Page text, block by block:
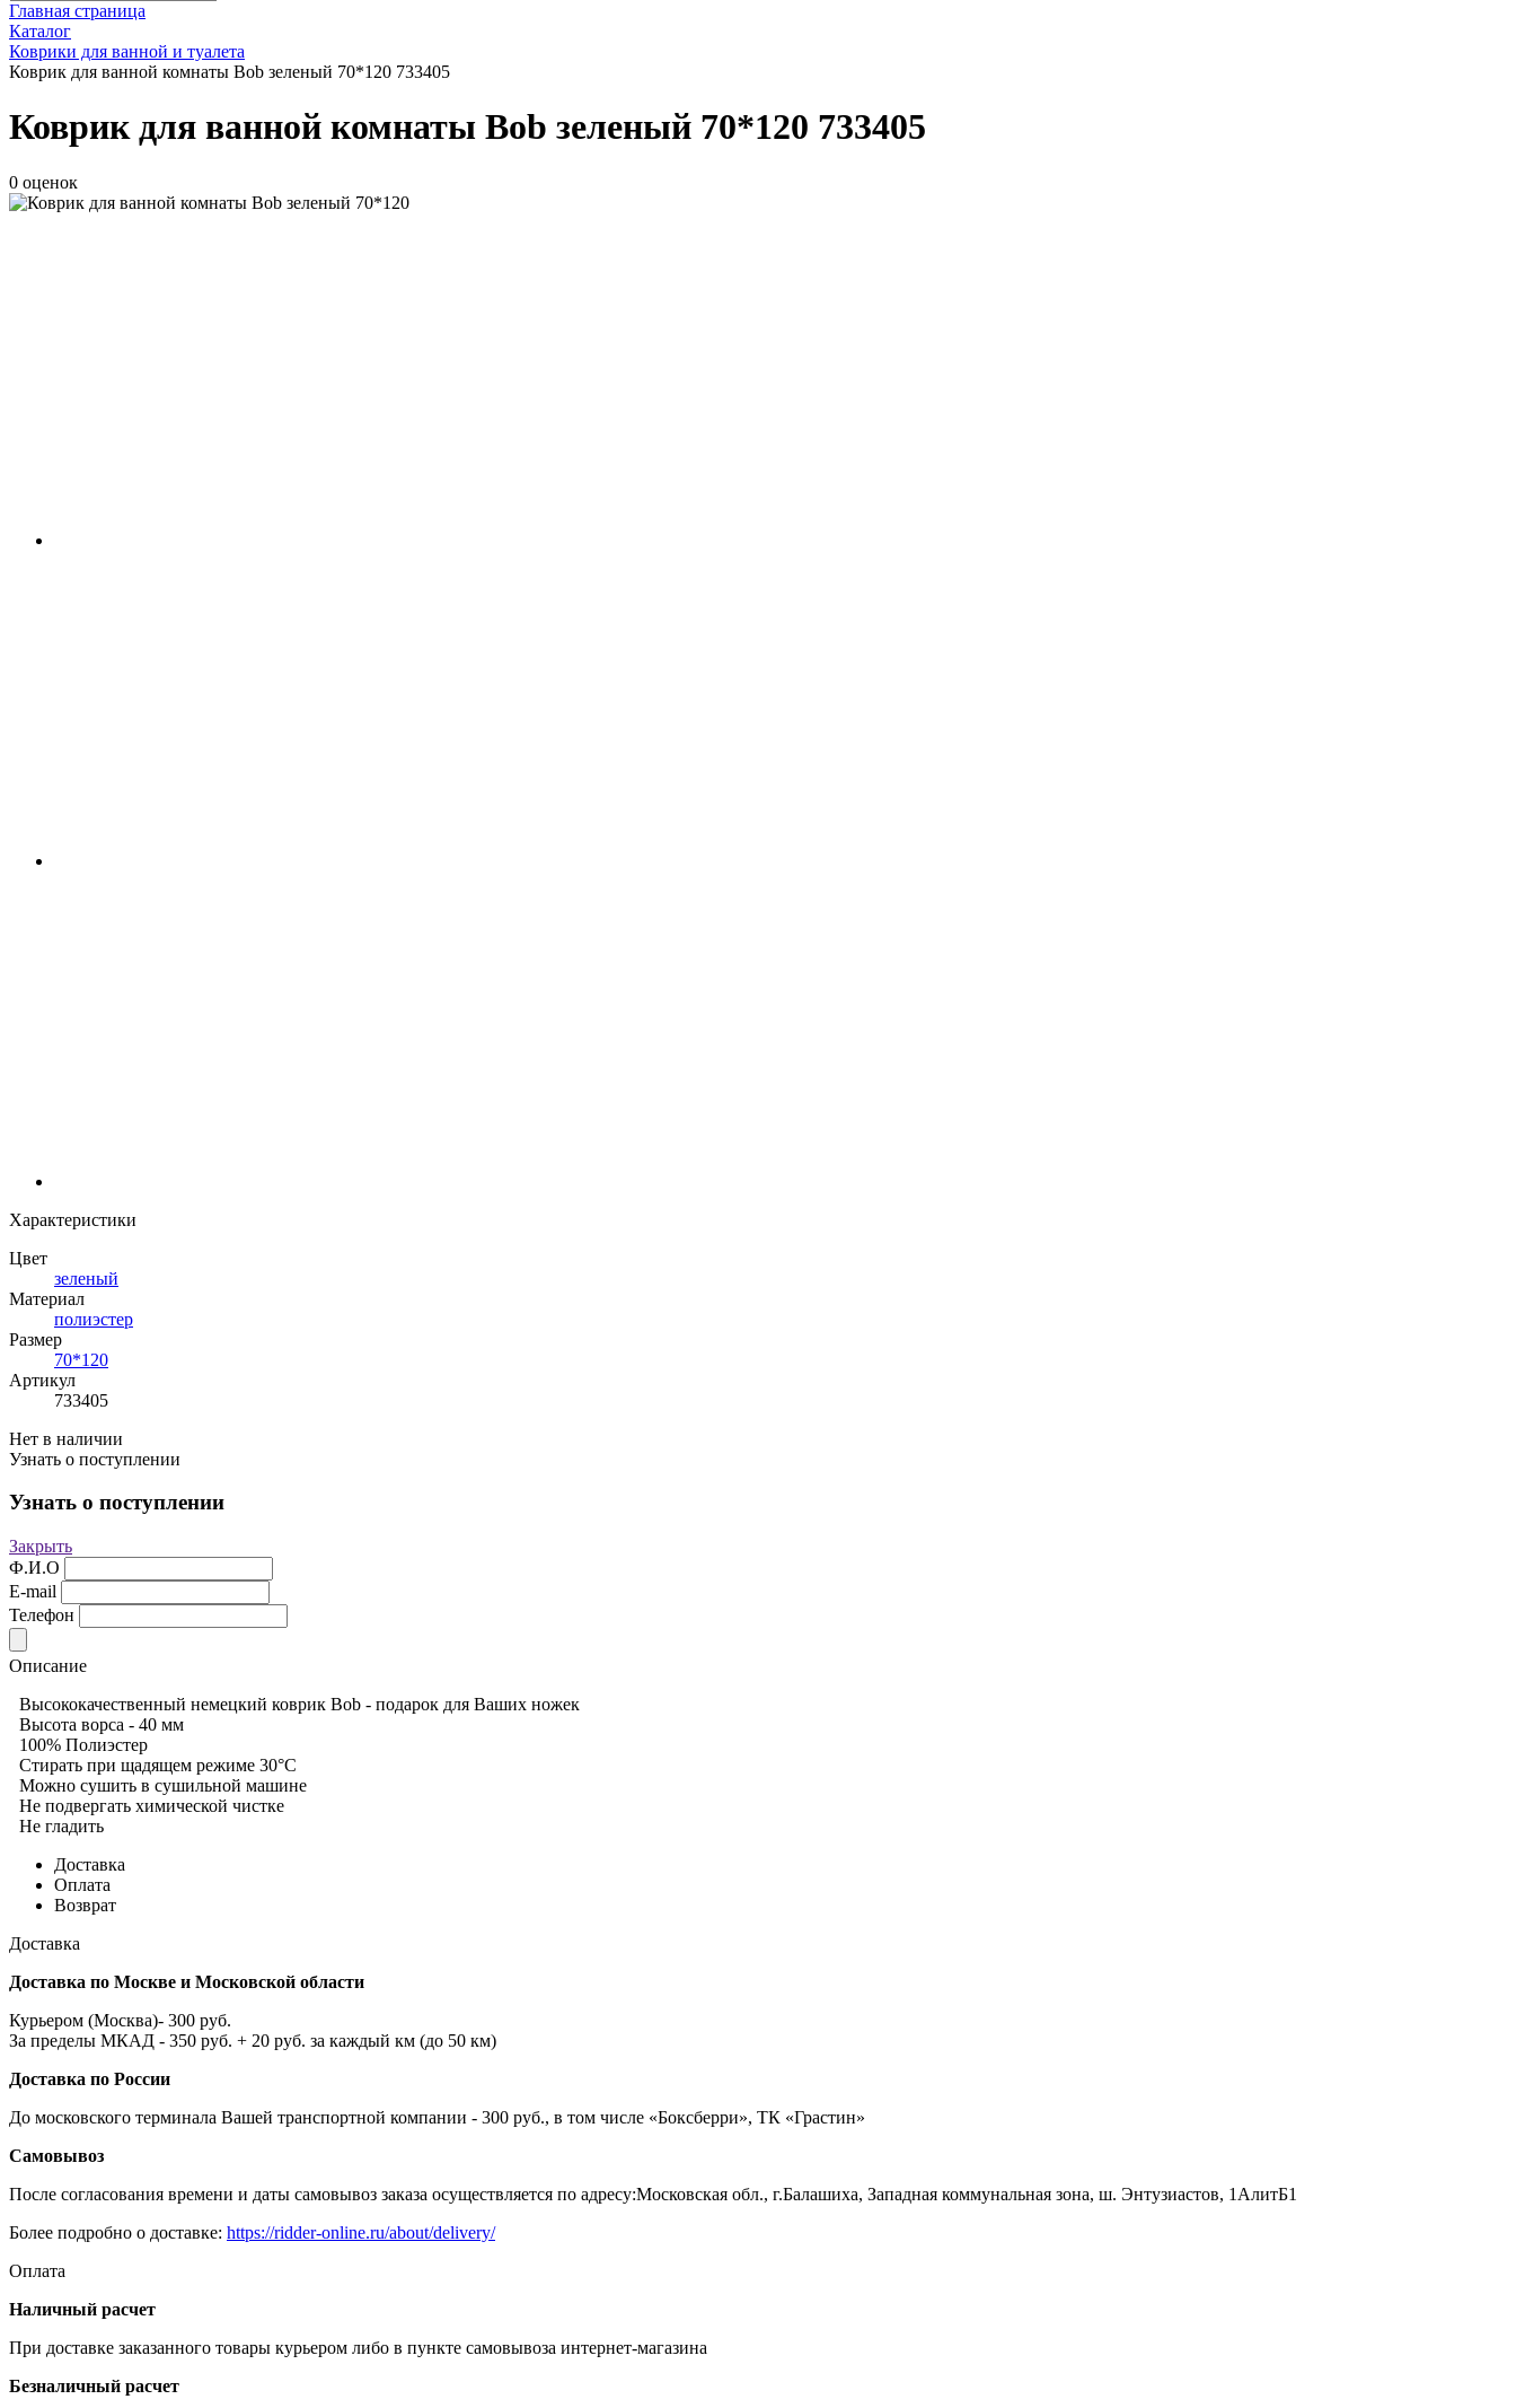
Главная страница
Каталог
Коврики для ванной и туалета
Коврик для ванной комнаты Bob зеленый 70*120 733405
Коврик для ванной комнаты Bob зеленый 70*120 733405
0 оценок
Характеристики
Цвет
зеленый
Материал
полиэстер
Размер
70*120
Артикул
733405
Нет в наличии
Узнать о поступлении
Узнать о поступлении
Закрыть
Ф.И.О
E-mail
Телефон
Описание
Высококачественный немецкий коврик Bob - подарок для Ваших ножек
Высота ворса - 40 мм
100% Полиэстер
Стирать при щадящем режиме 30°С
Можно сушить в сушильной машине
Не подвергать химической чистке
Не гладить
Доставка
Оплата
Возврат
Доставка
Доставка по Москве и Московской области
Курьером (Москва)- 300 руб.
За пределы МКАД - 350 руб. + 20 руб. за каждый км (до 50 км)
Доставка по России
До московского терминала Вашей транспортной компании - 300 руб., в том числе «Боксберри», ТК «Грастин»
Самовывоз
После согласования времени и даты самовывоз заказа осуществляется по адресу:Московская обл., г.Балашиха, Западная коммунальная зона, ш. Энтузиастов, 1АлитБ1
Более подробно о доставке: https://ridder-online.ru/about/delivery/
Оплата
Наличный расчет
При доставке заказанного товары курьером либо в пункте самовывоза интернет-магазина
Безналичный расчет